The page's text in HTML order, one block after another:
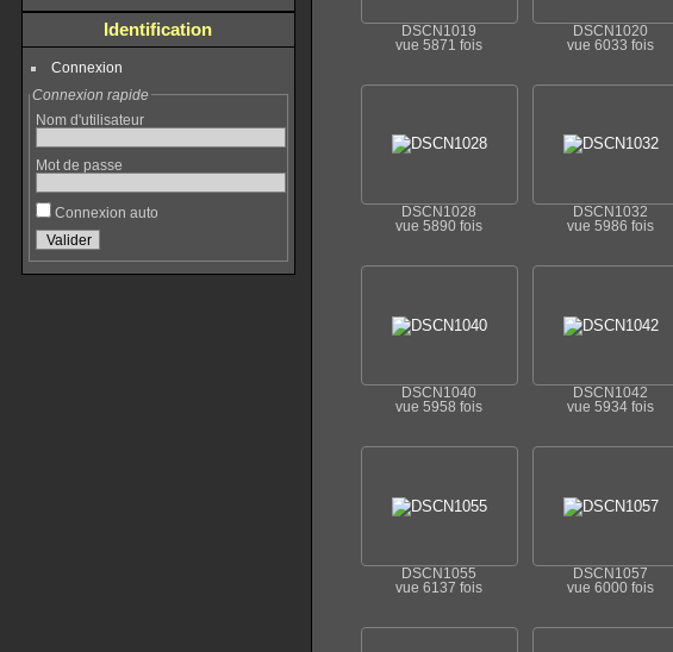
Identification
Connexion
Connexion rapide
Nom d'utilisateur
Mot de passe
Connexion auto
DSCN1019
vue 5871 fois
DSCN1020
vue 6033 fois
DSCN1028
vue 5890 fois
DSCN1032
vue 5986 fois
DSCN1040
vue 5958 fois
DSCN1042
vue 5934 fois
DSCN1055
vue 6137 fois
DSCN1057
vue 6000 fois